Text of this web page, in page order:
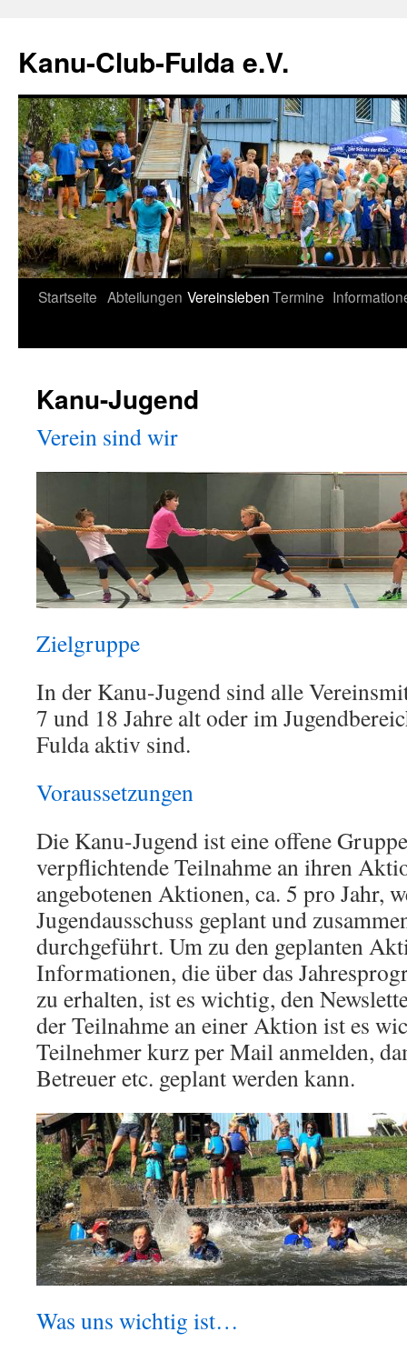
springen
Kanu-Club-Fulda e.V.
Startseite Abteilungen VereinslebenTermine
Kanu-Jugend
Verein sind wir
Zielgruppe
In der Kanu-Jugend sind alle
7 und 18 Jahre alt oder im
Fulda aktiv sind.
Voraussetzungen
Die Kanu-Jugend ist eine offene
verpflichtende Teilnahme an ihren
angebotenen Aktionen, ca. 5 pro Jahr,
Jugendausschuss geplant und
durchgeführt. Um zu den geplanten
Informationen, die über das
zu erhalten, ist es wichtig, den
der Teilnahme an einer Aktion ist es
Teilnehmer kurz per Mail anmelden,
Betreuer etc. geplant werden kann.
Was uns wichtig ist…